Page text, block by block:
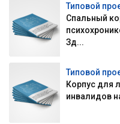
Типовой
Спальный
Зд...
Типовой
Корпус для
инвалидов